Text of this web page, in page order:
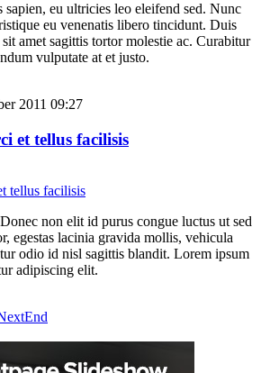
sapien, eu ultricies leo eleifend sed. Nunc
eu venenatis libero tincidunt. Duis
amet sagittis tortor molestie ac. Curabitur
vulputate at et justo.
2011 09:27
et tellus facilisis
non elit id purus congue luctus ut sed
egestas lacinia gravida mollis, vehicula
odio id nisl sagittis blandit. Lorem ipsum
adipiscing elit.
End